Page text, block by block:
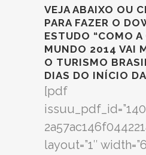
VEJA ABAIXO OU
PARA FAZER O
ESTUDO “COMO A
MUNDO 2014 VAI
O TURISMO
DIAS DO INÍCIO
[pdf
layout=”1″